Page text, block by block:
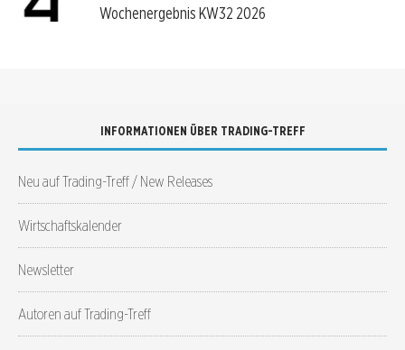
Wochenergebnis KW32 2026
INFORMATIONEN ÜBER TRADING-TREFF
Neu auf Trading-Treff / New Releases
Wirtschaftskalender
Newsletter
Autoren auf Trading-Treff